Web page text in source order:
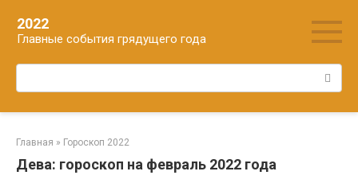
контенту
2022
Главные события грядущего года
Главная » Гороскоп 2022
Дева: гороскоп на февраль 2022 года